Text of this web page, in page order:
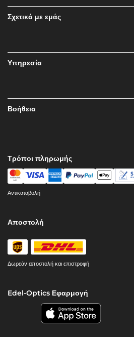
Σχετικά με εμάς
Υπηρεσία
Βοήθεια
Τρόποι πληρωμής
Αντικαταβολή
Αποστολή
Δωρεάν αποστολή και επιστροφή
Edel-Optics Εφαρμογή